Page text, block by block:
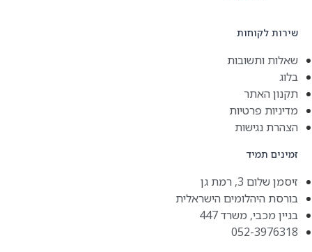
שירות לקוחות
שאלות ותשובות
בלוג
תקנון האתר
מדיניות פרטיות
הצהרת נגישות
זמינים תמיד
זיסמן שלום 3, רמת גן
בורסת היהלומים הישראלית
בניין מכבי, משרד 447
052-3976318